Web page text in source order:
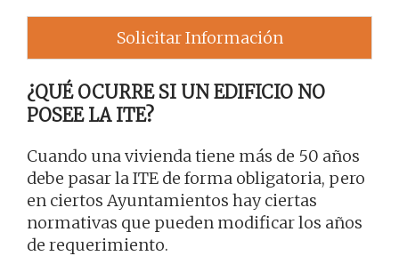
Solicitar Información
¿QUÉ OCURRE SI UN EDIFICIO NO
POSEE LA ITE?
Cuando una vivienda tiene más de 50 años
debe pasar la ITE de forma obligatoria, pero
en ciertos Ayuntamientos hay ciertas
normativas que pueden modificar los años
de requerimiento.